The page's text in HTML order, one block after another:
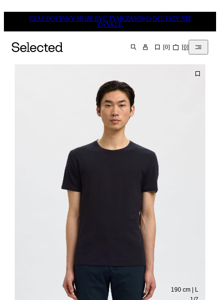
CZAS DOSTAWY MOŻE BYĆ TYMCZASOWO DŁUŻSZY NIŻ
ZWYKLE.
SZUKAJ [0] [0]
190 cm | L